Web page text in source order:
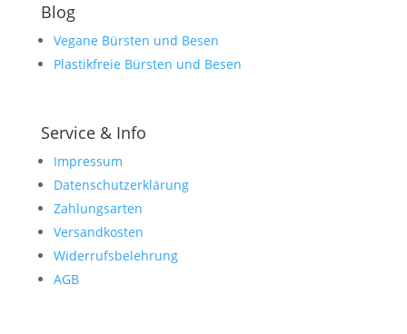
Blog
Vegane Bürsten und Besen
Plastikfreie Bürsten und Besen
Service & Info
Impressum
Datenschutzerklärung
Zahlungsarten
Versandkosten
Widerrufsbelehrung
AGB